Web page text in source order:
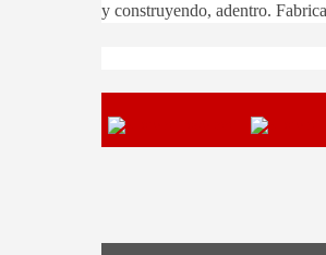
y construyendo, adentro.